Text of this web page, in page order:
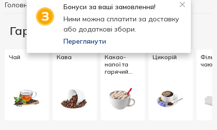
Бонуси за ваші замовлення!
Ними можна сплатити за доставку
або додаткові збори.
Переглянути
Головна Гарячі напої
Гарячі напої
Чай Кава
Какао-
напої та
гарячий
Цикорій
чаю